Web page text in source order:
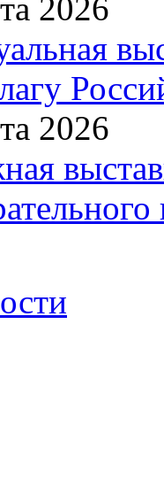
2026
2026